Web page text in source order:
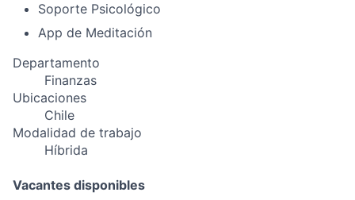
Soporte Psicológico
App de Meditación
Departamento
Finanzas
Ubicaciones
Chile
Modalidad de trabajo
Híbrida
Vacantes disponibles